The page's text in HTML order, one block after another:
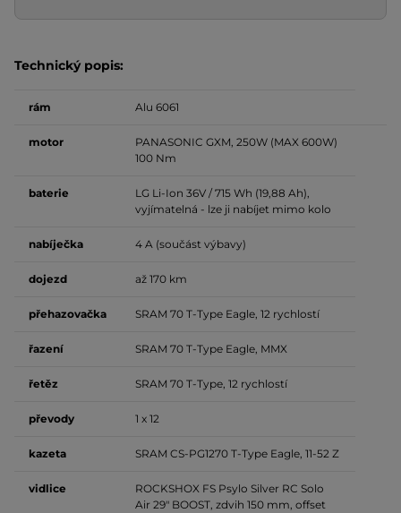
Technický popis:
rám Alu 6061
motor
PANASONIC GXM, 250W (MAX 600W)
100 Nm
baterie
LG Li-Ion 36V / 715 Wh (19,88 Ah),
vyjímatelná - lze ji nabíjet mimo kolo
nabíječka 4 A (součást výbavy)
dojezd až 170 km
přehazovačka SRAM 70 T-Type Eagle, 12 rychlostí
řazení SRAM 70 T-Type Eagle, MMX
řetěz SRAM 70 T-Type, 12 rychlostí
převody 1 x 12
kazeta SRAM CS-PG1270 T-Type Eagle, 11-52 Z
vidlice
ROCKSHOX FS Psylo Silver RC Solo
Air 29" BOOST, zdvih 150 mm, offset